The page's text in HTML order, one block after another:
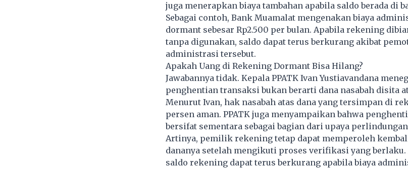
juga menerapkan biaya tambahan apabila saldo berada di
Sebagai contoh, Bank Muamalat mengenakan biaya
dormant sebesar Rp2.500 per bulan. Apabila rekening
tanpa digunakan, saldo dapat terus berkurang akibat
administrasi tersebut.
Apakah Uang di Rekening Dormant Bisa Hilang?
Jawabannya tidak. Kepala PPATK Ivan Yustiavandana
penghentian transaksi bukan berarti dana nasabah disita
Menurut Ivan, hak nasabah atas dana yang tersimpan di
persen aman. PPATK juga menyampaikan bahwa
bersifat sementara sebagai bagian dari upaya
Artinya, pemilik rekening tetap dapat memperoleh
dananya setelah mengikuti proses verifikasi yang
saldo rekening dapat terus berkurang apabila biaya